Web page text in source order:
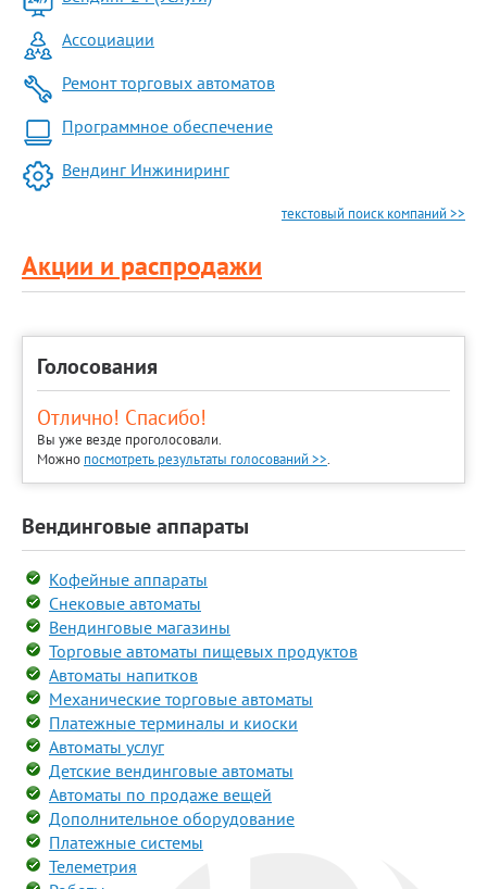
Ассоциации
Ремонт торговых автоматов
Программное обеспечение
Вендинг Инжиниринг
текстовый поиск компаний >>
Акции и распродажи
Голосования
Отлично! Спасибо!
Вы уже везде проголосовали.
Можно посмотреть результаты голосований >>.
Вендинговые аппараты
Кофейные аппараты
Снековые автоматы
Вендинговые магазины
Торговые автоматы пищевых продуктов
Автоматы напитков
Механические торговые автоматы
Платежные терминалы и киоски
Автоматы услуг
Детские вендинговые автоматы
Автоматы по продаже вещей
Дополнительное оборудование
Платежные системы
Телеметрия